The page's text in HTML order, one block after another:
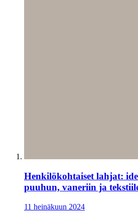
Henkilökohtaiset lahjat:
puuhun, vaneriin ja
11 heinäkuun 2024